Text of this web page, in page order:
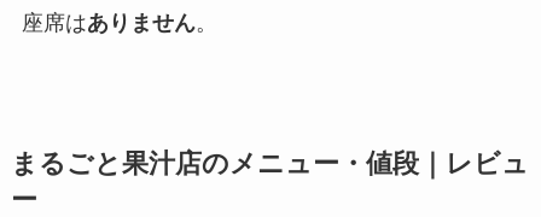
座席はありません。
まるごと果汁店のメニュー・値段｜レビュ
ー